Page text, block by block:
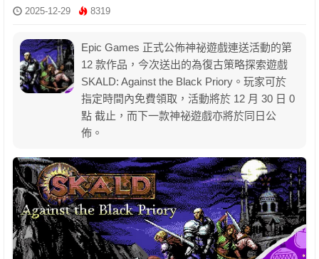
2025-12-29 8319
Epic Games 正式公佈神祕遊戲連送活動的第
12 款作品，今次送出的為復古策略探索遊戲
SKALD: Against the Black Priory。玩家可於
指定時間內免費領取，活動將於 12 月 30 日 0
點 截止，而下一款神祕遊戲亦將於同日公
佈。